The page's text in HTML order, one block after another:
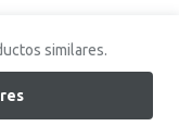
similares.